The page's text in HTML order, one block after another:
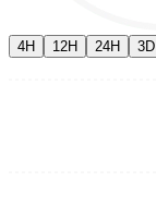
4H 12H 24H 3D